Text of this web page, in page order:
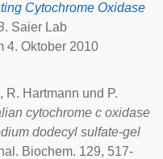
Cytochrome Oxidase
. Saier Lab
4. Oktober 2010
R. Hartmann und P.
cytochrome c oxidase
dodecyl sulfate-gel
Biochem. 129, 517-